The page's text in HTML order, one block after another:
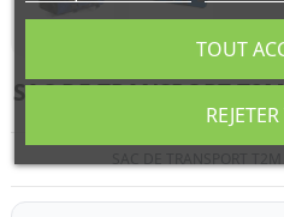
SAC DE TRANSPORT
TOUT